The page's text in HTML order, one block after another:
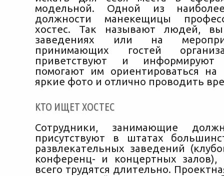
модельной. Одной из
должности манекещицы
хостес. Так называют людей,
заведениях или на
принимающих гостей
приветствуют и информируют
помогают им ориентироваться на
яркие фото и отлично проводить
КТО ИЩЕТ ХОСТЕС
Сотрудники, занимающие
присутствуют в штатах
развлекательных заведений
конференц- и концертных
всего трудятся длительно.